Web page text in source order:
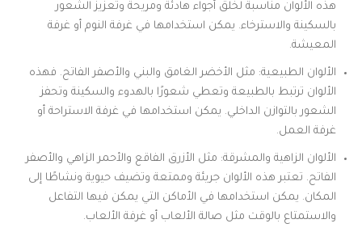
هذه الألوان مناسبة لخلق أجواء هادئة ومريحة وتعزيز الشعور
بالسكينة والاسترخاء. يمكن استخدامها في غرفة النوم أو غرفة
المعيشة.
الألوان الطبيعية: مثل الأخضر الغامق والبني والأصفر الفاتح. فهذه
الألوان ترتبط بالطبيعة وتعطي شعورًا بالهدوء والسكينة وتحفز
الشعور بالتوازن الداخلي. يمكن استخدامها في غرفة الاستراحة أو
غرفة العمل.
الألوان الزاهية والمشرقة: مثل الأزرق الفاقع والأحمر الزاهي والأصفر
الفاتح. تعتبر هذه الألوان جريئة وممتعة وتضيف حيوية ونشاطًا إلى
المكان. يمكن استخدامها في الأماكن التي يمكن فيها التفاعل
والاستمتاع بالوقت مثل صالة الألعاب أو غرفة الألعاب.